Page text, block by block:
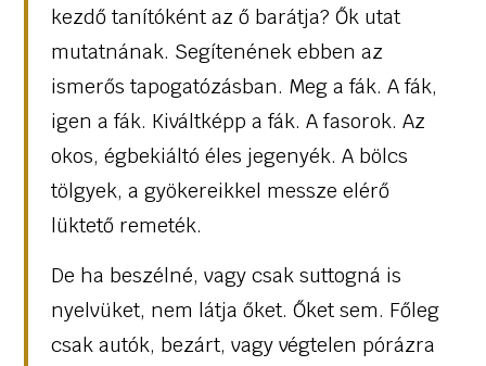
kezdő tanítóként az ő barátja? Ők utat
mutatnának. Segítenének ebben az
ismerős tapogatózásban. Meg a fák. A fák,
igen a fák. Kiváltképp a fák. A fasorok. Az
okos, égbekiáltó éles jegenyék. A bölcs
tölgyek, a gyökereikkel messze elérő
lüktető remeték.
De ha beszélné, vagy csak suttogná is
nyelvüket, nem látja őket. Őket sem. Főleg
csak autók, bezárt, vagy végtelen pórázra